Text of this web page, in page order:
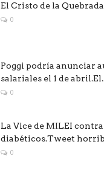
El Cristo de la
0
Poggi podría anunciar
salariales el 1 de
0
La Vice de MILEI
diabéticos.Tweet
0